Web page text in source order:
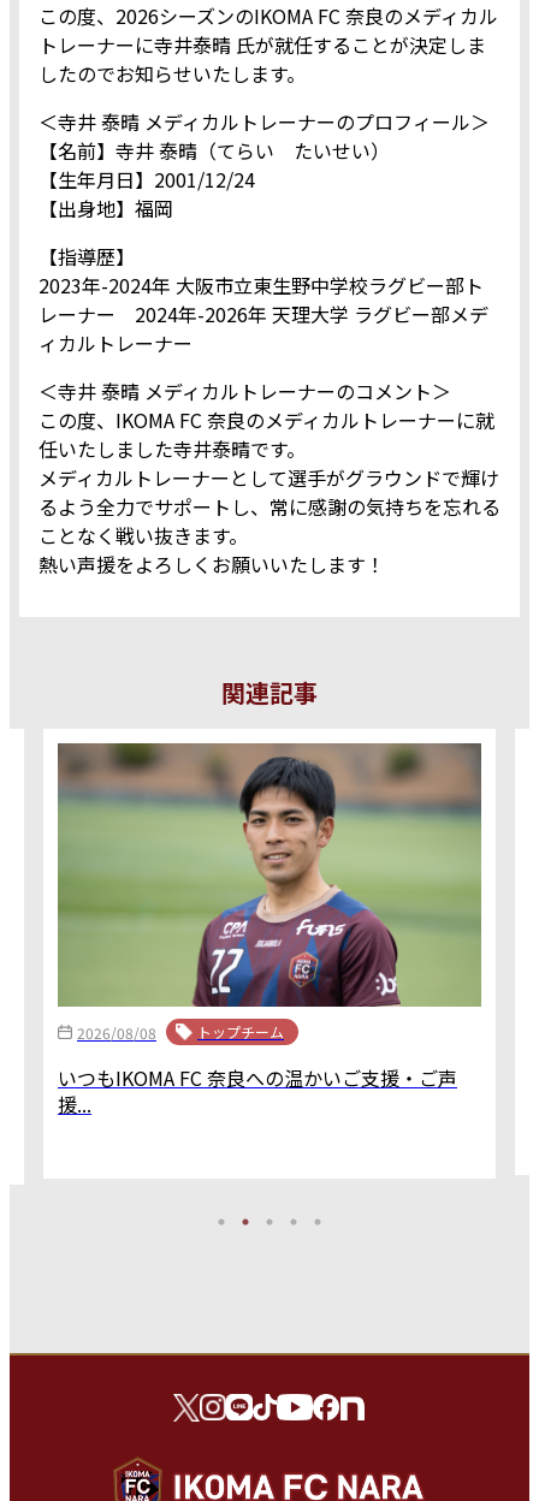
この度、2026シーズンのIKOMA FC 奈良のメディカル
トレーナーに寺井泰晴 氏が就任することが決定しま
したのでお知らせいたします。
＜寺井 泰晴 メディカルトレーナーのプロフィール＞
【名前】寺井 泰晴（てらい たいせい）
【生年月日】2001/12/24
【出身地】福岡
【指導歴】
2023年-2024年 大阪市立東生野中学校ラグビー部ト
レーナー 2024年-2026年 天理大学 ラグビー部メデ
ィカルトレーナー
＜寺井 泰晴 メディカルトレーナーのコメント＞
この度、IKOMA FC 奈良のメディカルトレーナーに就
任いたしました寺井泰晴です。
メディカルトレーナーとして選手がグラウンドで輝け
るよう全力でサポートし、常に感謝の気持ちを忘れる
ことなく戦い抜きます。
熱い声援をよろしくお願いいたします！
関連記事
2026/08/08 トップチーム
いつもIKOMA FC 奈良への温かいご支援・ご声
援...